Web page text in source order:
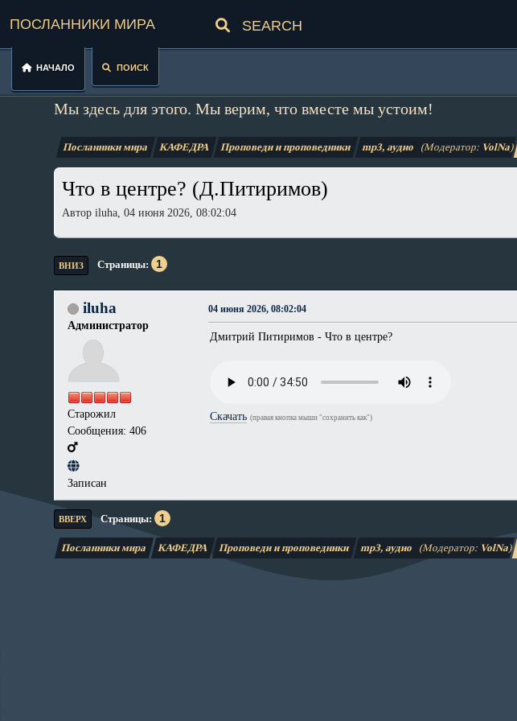
Посланники мира
Начало Поиск
Мы здесь для этого. Мы верим, что вместе мы устоим!
Посланники мира КАФЕДРА Проповеди и проповедники mp3, аудио (Модератор:VolNa)
Что в центре? (Д.Питиримов)
Автор iluha, 04 июня 2026, 08:02:04
ВНИЗ Страницы 1
iluha
Администратор
Старожил
Сообщения: 406
Записан
04 июня 2026, 08:02:04
Дмитрий Питиримов - Что в центре?
Скачать (правая кнопка мыши "сохранить как")
ВВЕРХ Страницы 1
Посланники мира КАФЕДРА Проповеди и проповедники mp3, аудио (Модератор:VolNa)